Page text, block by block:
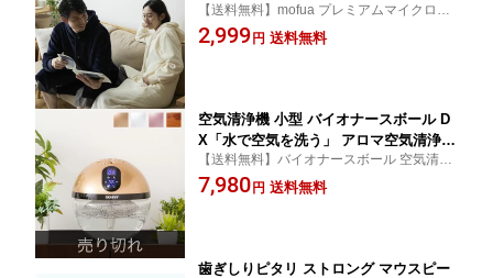
1年保証 男女兼用 ユニセックス 洗える
低ホルム 静電気抑制 モフア あったか
【送料無料】mofua プレミアムマイクロフ
ァイバー着る毛布 フード付 (ルームウェア)
Mサイズ(着丈110cm)
2,999円 送料無料
空気清浄機 小型 バイオナースボール D
X「水で空気を洗う」 アロマ空気清浄機
大容量 除菌 消臭付 タイマー機能 PM2.5
対応 花粉 黄砂 LEDライト シャンパン
【送料無料】バイオナースボール 空気清浄
機 アロマ 消臭
7,980円 送料無料
歯ぎしりピタリ ストロング マウスピー